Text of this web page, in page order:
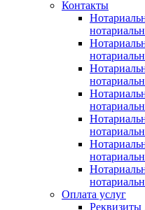
Контакты
Оплата услуг
Реквизиты